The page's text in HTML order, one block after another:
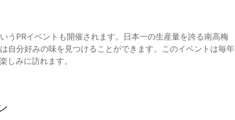
うPRイベントも開催されます。日本一の生産量を誇る南高梅
自分好みの味を見つけることができます。このイベントは毎年
しみに訪れます。